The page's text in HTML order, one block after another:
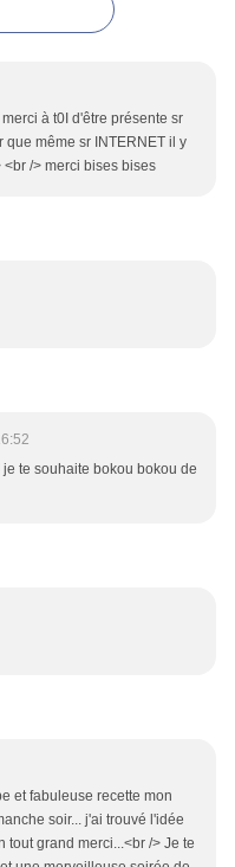
à t0I d'être présente sr
même sr INTERNET il y
/> merci bises bises
te souhaite bokou bokou de
et fabuleuse recette mon
soir... j'ai trouvé l'idée
tout grand merci...<br /> Je te